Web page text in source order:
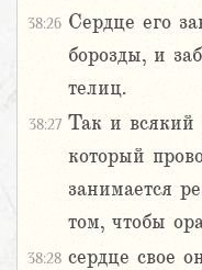
38:26 Сердце его
борозды, и
телиц.
38:27 Так и всякий
который
занимается
том, чтобы
38:28 сердце свое